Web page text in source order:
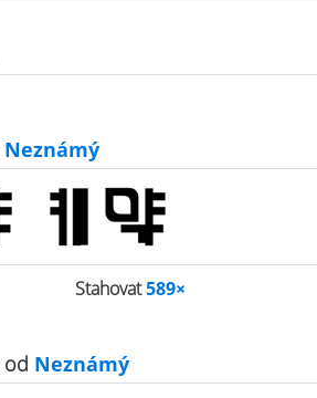
Neznámý
Stahovat589×
od Neznámý